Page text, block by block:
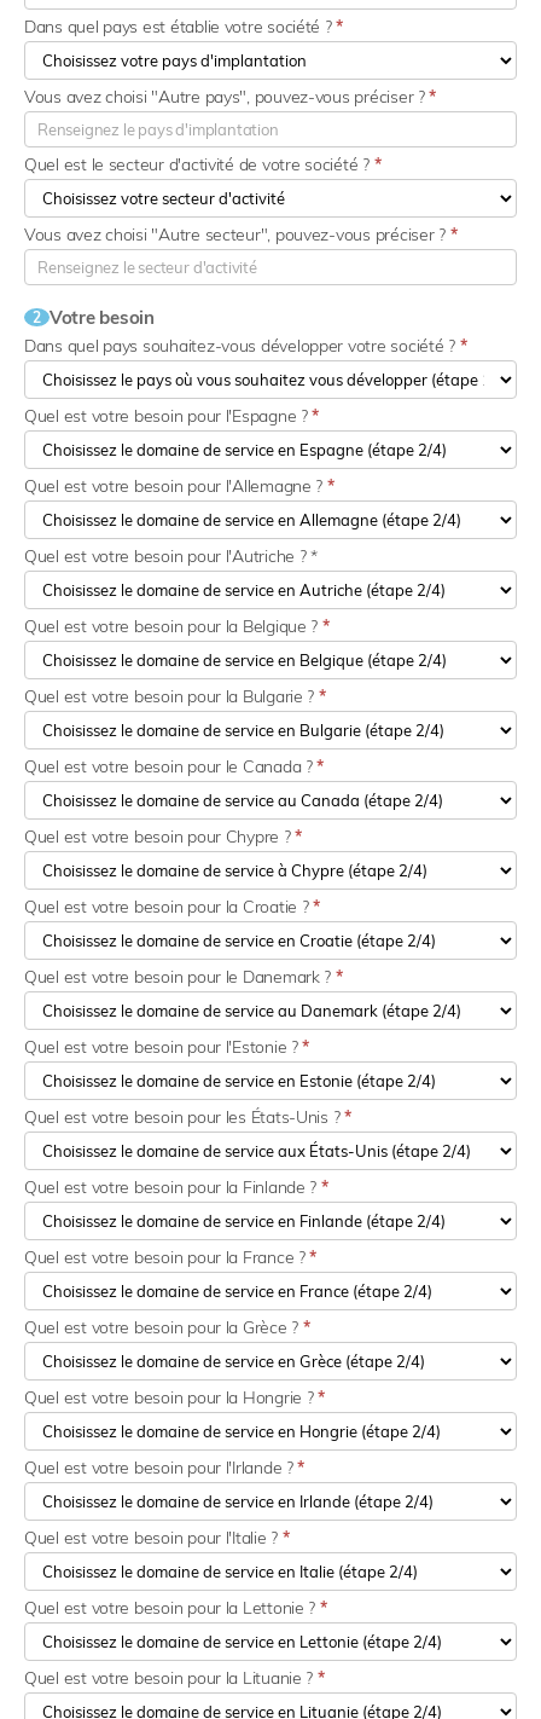
Dans quel pays est établie votre société ?*
Quel est le secteur d'activité de votre société ? *
Vous avez choisi "Autre pays", pouvez-vous préciser ?*
Vous avez choisi "Autre secteur", pouvez-vous préciser ? *
2 Votre besoin
Dans quel pays souhaitez-vous développer votre société ? *
Quel est votre besoin pour l'Espagne ?*
Quel est votre besoin pour l'Allemagne ? *
Quel est votre besoin pour l'Autriche ? *
Quel est votre besoin pour la Belgique ? *
Quel est votre besoin pour la Bulgarie ? *
Quel est votre besoin pour le Canada ?*
Quel est votre besoin pour Chypre ?*
Quel est votre besoin pour la Croatie ?*
Quel est votre besoin pour le Danemark ? *
Quel est votre besoin pour l'Estonie ?*
Quel est votre besoin pour les États-Unis ?*
Quel est votre besoin pour la Finlande ? *
Quel est votre besoin pour la France ?*
Quel est votre besoin pour la Grèce ? *
Quel est votre besoin pour la Hongrie ?*
Quel est votre besoin pour l'Irlande ?*
Quel est votre besoin pour l'Italie ? *
Quel est votre besoin pour la Lettonie ? *
Quel est votre besoin pour la Lituanie ? *